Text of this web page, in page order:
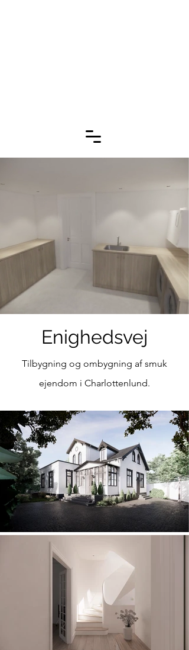
Enighedsvej
Tilbygning og ombygning af smuk
ejendom i Charlottenlund.